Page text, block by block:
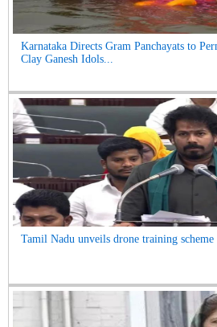
Karnataka Directs Gram Panchayats to
Clay Ganesh Idols...
Tamil Nadu unveils drone training